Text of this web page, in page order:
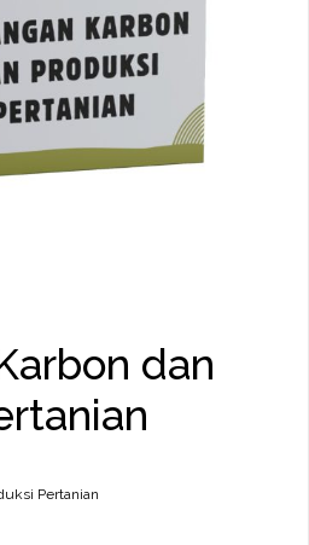
dan
Pertanian